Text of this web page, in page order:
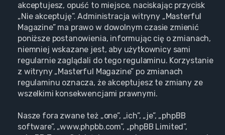
akceptujesz, opuść to miejsce, naciskając przycisk
„Nie akceptuję”. Administracja witryny „Masterful
Magazine” ma prawo w dowolnym czasie zmienić
poniższe postanowienia, informując cię o zmianach,
niemniej wskazane jest, aby użytkownicy sami
regularnie zaglądali do tego regulaminu. Korzystanie
z witryny „Masterful Magazine” po zmianach
regulaminu oznacza, że akceptujesz te zmiany ze
wszelkimi konsekwencjami prawnymi.
Nasze fora zwane też „one”, „ich”, „je”, „phpBB
software”, „www.phpbb.com”, „phpBB Limited”,